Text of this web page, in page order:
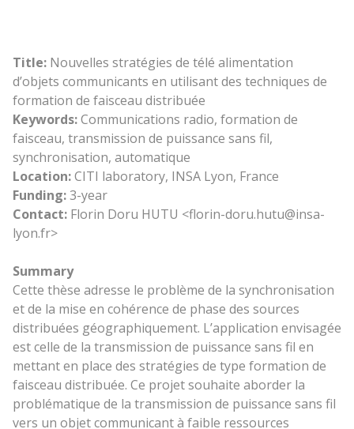
Title:Nouvelles stratégies de télé alimentation
d’objets communicants en utilisant des techniques de
formation de faisceau distribuée
Keywords:Communications radio, formation de
faisceau, transmission de puissance sans fil,
synchronisation, automatique
Location:CITI laboratory, INSA Lyon, France
Funding:3-year
Contact:Florin Doru HUTU <florin-doru.hutu@insa-
lyon.fr>
Summary
Cette thèse adresse le problème de la synchronisation
et de la mise en cohérence de phase des sources
distribuées géographiquement. L’application envisagée
est celle de la transmission de puissance sans fil en
mettant en place des stratégies de type formation de
faisceau distribuée. Ce projet souhaite aborder la
problématique de la transmission de puissance sans fil
vers un objet communicant à faible ressources